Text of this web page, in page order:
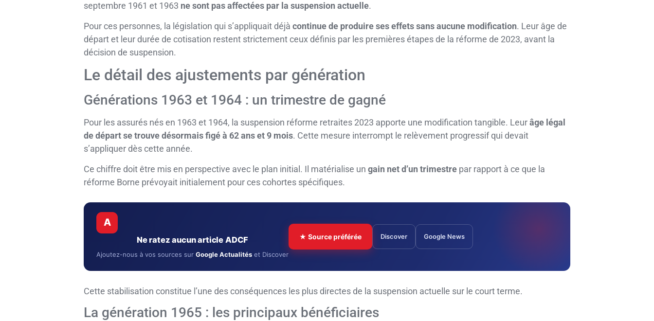
septembre 1961 et 1963 ne sont pas affectées par la suspension actuelle.
Pour ces personnes, la législation qui s’appliquait déjà continue de produire ses effets sans aucune modification. Leur âge de
départ et leur durée de cotisation restent strictement ceux définis par les premières étapes de la réforme de 2023, avant la
décision de suspension.
Le détail des ajustements par génération
Générations 1963 et 1964 : un trimestre de gagné
Pour les assurés nés en 1963 et 1964, la suspension réforme retraites 2023 apporte une modification tangible. Leurâge légal
de départ se trouve désormais figé à 62 ans et 9 mois. Cette mesure interrompt le relèvement progressif qui devait
s’appliquer dès cette année.
Ce chiffre doit être mis en perspective avec le plan initial. Il matérialise un gain net d’un trimestre par rapport à ce que la
réforme Borne prévoyait initialement pour ces cohortes spécifiques.
A
Ne ratez aucun article ADCF
Ajoutez-nous à vos sources sur Google Actualités et Discover
★ Source préférée Discover Google News
Cette stabilisation constitue l’une des conséquences les plus directes de la suspension actuelle sur le court terme.
La génération 1965 : les principaux bénéficiaires